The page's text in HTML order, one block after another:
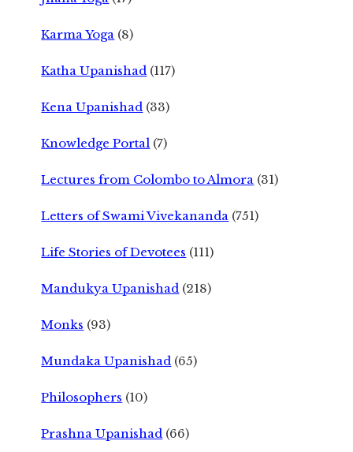
Karma Yoga (8)
Katha Upanishad (117)
Kena Upanishad (33)
Knowledge Portal (7)
Lectures from Colombo to Almora (31)
Letters of Swami Vivekananda (751)
Life Stories of Devotees (111)
Mandukya Upanishad (218)
Monks (93)
Mundaka Upanishad (65)
Philosophers (10)
Prashna Upanishad (66)